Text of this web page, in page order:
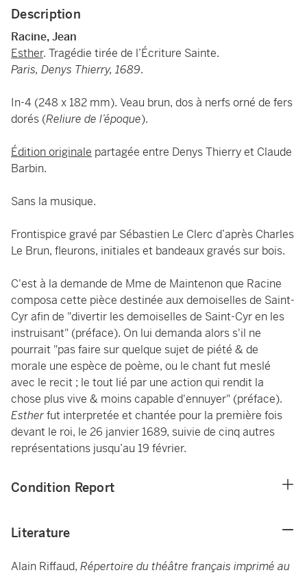
Description
Racine, Jean
Esther. Tragédie tirée de l’Écriture Sainte.
Paris, Denys Thierry, 1689.
In-4 (248 x 182 mm). Veau brun, dos à nerfs orné de fers
dorés (Reliure de l’époque).
Édition originale partagée entre Denys Thierry et Claude
Barbin.
Sans la musique.
Frontispice gravé par Sébastien Le Clerc d’après Charles
Le Brun, fleurons, initiales et bandeaux gravés sur bois.
C'est à la demande de Mme de Maintenon que Racine
composa cette pièce destinée aux demoiselles de Saint-
Cyr afin de "divertir les demoiselles de Saint-Cyr en les
instruisant" (préface). On lui demanda alors s'il ne
pourrait "pas faire sur quelque sujet de piété & de
morale une espèce de poème, ou le chant fut meslé
avec le recit ; le tout lié par une action qui rendit la
chose plus vive & moins capable d'ennuyer" (préface).
Estherfut interpretée et chantée pour la première fois
devant le roi, le 26 janvier 1689, suivie de cinq autres
représentations jusqu’au 19 février.
Condition Report
Literature
Alain Riffaud, Répertoire du théâtre français imprimé au